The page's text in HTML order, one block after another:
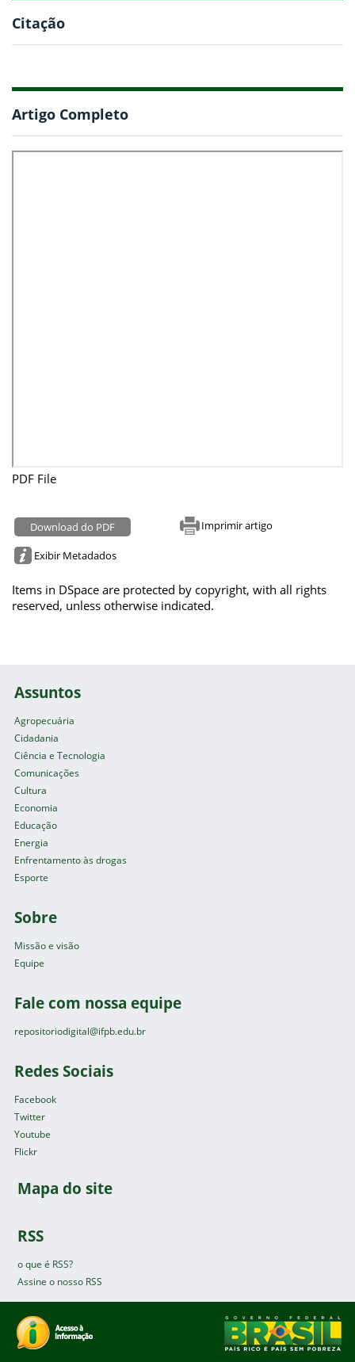
Citação
Artigo Completo
PDF File
Download do PDF Imprimir artigo
Exibir Metadados
Items in DSpace are protected by copyright, with all rights
reserved, unless otherwise indicated.
Assuntos
Agropecuária
Cidadania
Ciência e Tecnologia
Comunicações
Cultura
Economia
Educação
Energia
Enfrentamento às drogas
Esporte
Sobre
Missão e visão
Equipe
Fale com nossa equipe
repositoriodigital@ifpb.edu.br
Redes Sociais
Facebook
Twitter
Youtube
Flickr
Mapa do site
RSS
o que é RSS?
Assine o nosso RSS